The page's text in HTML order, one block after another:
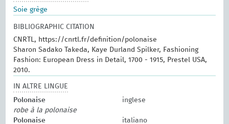
Soie grège
BIBLIOGRAPHIC CITATION
CNRTL, https://cnrtl.fr/definition/polonaise
Sharon Sadako Takeda, Kaye Durland Spilker, Fashioning
Fashion: European Dress in Detail, 1700 - 1915, Prestel USA,
2010.
IN ALTRE LINGUE
Polonaise
inglese
robe à la polonaise
Polonaise
italiano